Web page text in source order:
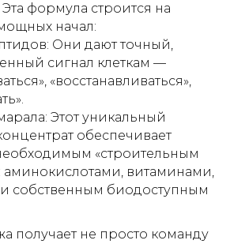
формула строится на
начал:
Они дают точный,
сигнал клеткам —
«восстанавливаться»,
Этот уникальный
обеспечивает
«строительным
аминокислотами, витаминами,
собственным биодоступным
получает не просто команду